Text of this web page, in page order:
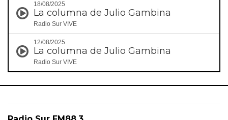
18/08/2025
La columna de Julio Gambina
Radio Sur VIVE
12/08/2025
La columna de Julio Gambina
Radio Sur VIVE